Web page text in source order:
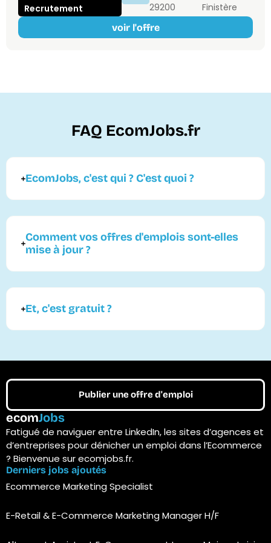
Recrutement
29200
Finistère
voir l'offre
FAQ EcomJobs.fr
EcomJobs, c'est qui ? C'est quoi ?
Comment vos offres d'emplois sont-elles
mise à jour ?
Et, c'est gratuit ?
ecomJobs
Fatigué de naviguer entre LinkedIn, les sites d’agences et
d’entreprises pour dénicher un emploi dans l’Ecommerce
? Bienvenue sur ecomjobs.fr.
Publier une offre d'emploi
Derniers jobs ajoutés
Ecommerce Marketing Specialist
E-Retail & E-Commerce Marketing Manager H/F